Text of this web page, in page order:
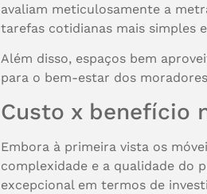
avaliam meticulosamente a
tarefas cotidianas mais simples
Além disso, espaços bem
para o bem-estar dos
Custo x benefício
Embora à primeira vista os
complexidade e a qualidade do
excepcional em termos de